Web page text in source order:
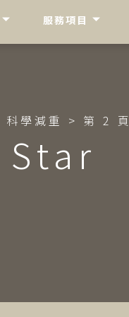
服務項目
科學減重 > 第 2 頁